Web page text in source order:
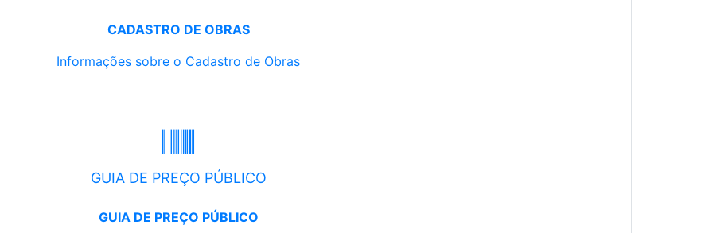
CADASTRO DE OBRAS
Informações sobre o Cadastro de Obras
GUIA DE PREÇO PÚBLICO
GUIA DE PREÇO PÚBLICO